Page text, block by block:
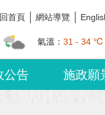
回首頁 網站導覽
氣溫： 31 - 34 ℃
公告 施政願